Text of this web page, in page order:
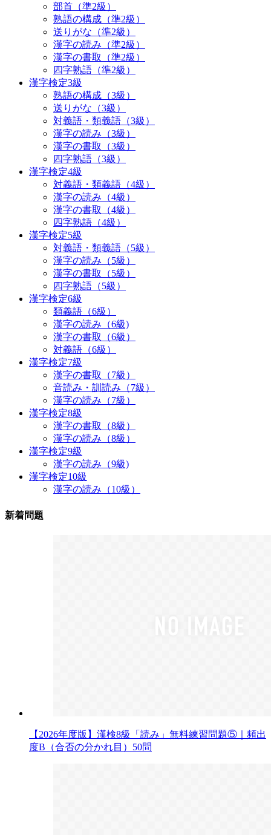
部首（準2級）
熟語の構成（準2級）
送りがな（準2級）
漢字の読み（準2級）
漢字の書取（準2級）
四字熟語（準2級）
漢字検定3級
熟語の構成（3級）
送りがな（3級）
対義語・類義語（3級）
漢字の読み（3級）
漢字の書取（3級）
四字熟語（3級）
漢字検定4級
対義語・類義語（4級）
漢字の読み（4級）
漢字の書取（4級）
四字熟語（4級）
漢字検定5級
対義語・類義語（5級）
漢字の読み（5級）
漢字の書取（5級）
四字熟語（5級）
漢字検定6級
類義語（6級）
漢字の読み（6級)
漢字の書取（6級）
対義語（6級）
漢字検定7級
漢字の書取（7級）
音読み・訓読み（7級）
漢字の読み（7級）
漢字検定8級
漢字の書取（8級）
漢字の読み（8級）
漢字検定9級
漢字の読み（9級)
漢字検定10級
漢字の読み（10級）
新着問題
【2026年度版】漢検8級「読み」無料練習問題⑤｜頻出
度B（合否の分かれ目）50問